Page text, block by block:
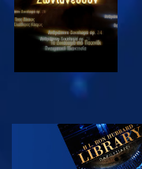
ΠΑΡΑΚΟΛΟΥΘΗΣΤΕ